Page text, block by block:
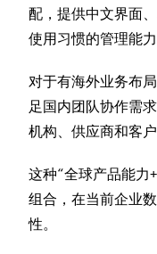
配，提供中文界面
使用习惯的管理能力
对于有海外业务布
足国内团队协作需
机构、供应商和客
这种“全球产品能力
组合，在当前企业
性。